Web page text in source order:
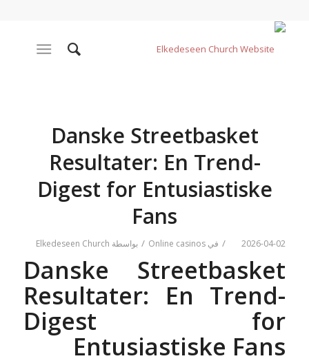
Danske Streetbasket
Resultater: En Trend-
Digest for Entusiastiske
Fans
2026-04-02
/ في Online casinos
/ بواسطة Elkedeseen Church
Danske Streetbasket
Resultater: En Trend-
Digest for
Entusiastiske Fans